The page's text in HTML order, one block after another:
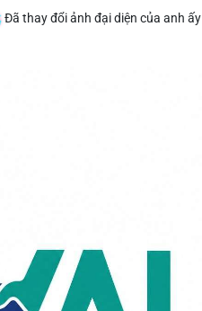
Đã thay đổi ảnh đại diện của anh ấy